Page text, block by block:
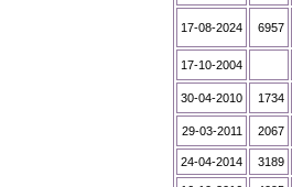
17-08-2024 6957
17-10-2004
30-04-2010 1734
29-03-2011 2067
24-04-2014 3189